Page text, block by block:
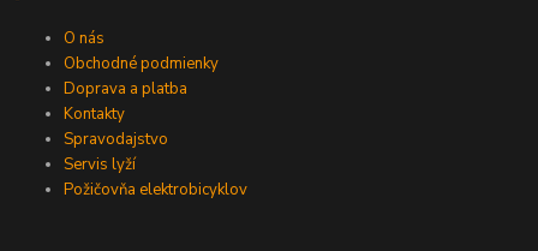
O nás
Obchodné podmienky
Doprava a platba
Kontakty
Spravodajstvo
Servis lyží
Požičovňa elektrobicyklov